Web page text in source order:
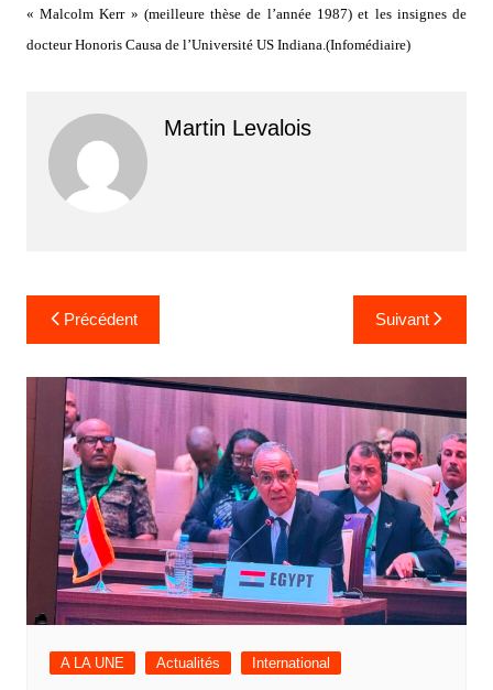
« Malcolm Kerr » (meilleure thèse de l’année 1987) et les insignes de
docteur Honoris Causa de l’Université US Indiana.(Infomédiaire)
Martin Levalois
Navigation
de
l’article
Précédent Suivant
A LA UNE Actualités International